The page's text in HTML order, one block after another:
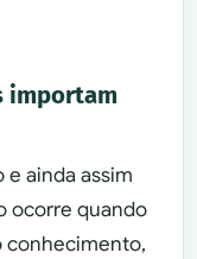
importam
ainda assim
ocorre quando
conhecimento,